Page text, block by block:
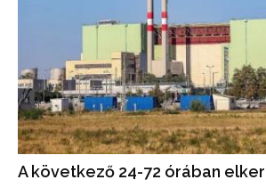
A következő 24-72 órában